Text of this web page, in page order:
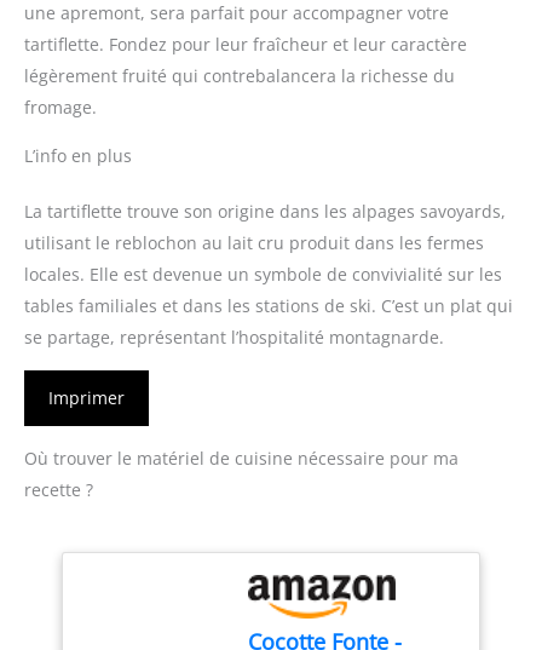
une apremont, sera parfait pour accompagner votre
tartiflette. Fondez pour leur fraîcheur et leur caractère
légèrement fruité qui contrebalancera la richesse du
fromage.
L’info en plus
La tartiflette trouve son origine dans les alpages savoyards,
utilisant le reblochon au lait cru produit dans les fermes
locales. Elle est devenue un symbole de convivialité sur les
tables familiales et dans les stations de ski. C’est un plat qui
se partage, représentant l’hospitalité montagnarde.
Imprimer
Où trouver le matériel de cuisine nécessaire pour ma
recette ?
Cocotte Fonte -